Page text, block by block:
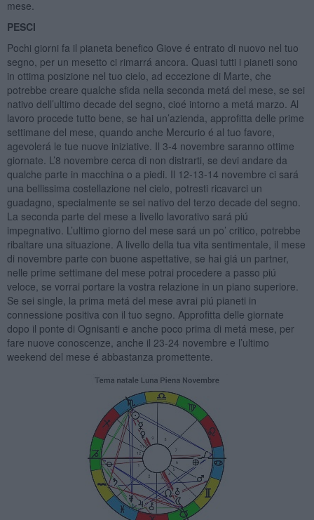
mese.
PESCI
Pochi giorni fa il pianeta benefico Giove é entrato di nuovo nel tuo
segno, per un mesetto ci rimarrá ancora. Quasi tutti i pianeti sono
in ottima posizione nel tuo cielo, ad eccezione di Marte, che
potrebbe creare qualche sfida nella seconda metá del mese, se sei
nativo dell’ultimo decade del segno, cioé intorno a metá marzo. Al
lavoro procede tutto bene, se hai un’azienda, approfitta delle prime
settimane del mese, quando anche Mercurio é al tuo favore,
agevolerá le tue nuove iniziative. Il 3-4 novembre saranno ottime
giornate. L’8 novembre cerca di non distrarti, se devi andare da
qualche parte in macchina o a piedi. Il 12-13-14 novembre ci sará
una bellissima costellazione nel cielo, potresti ricavarci un
guadagno, specialmente se sei nativo del terzo decade del segno.
La seconda parte del mese a livello lavorativo sará piú
impegnativo. L’ultimo giorno del mese sará un po’ critico, potrebbe
ribaltare una situazione. A livello della tua vita sentimentale, il mese
di novembre parte con buone aspettative, se hai giá un partner,
nelle prime settimane del mese potrai procedere a passo piú
veloce, se vorrai portare la vostra relazione in un piano superiore.
Se sei single, la prima metá del mese avrai piú pianeti in
connessione positiva con il tuo segno. Approfitta delle giornate
dopo il ponte di Ognisanti e anche poco prima di metá mese, per
fare nuove conoscenze, anche il 23-24 novembre e l’ultimo
weekend del mese é abbastanza promettente.